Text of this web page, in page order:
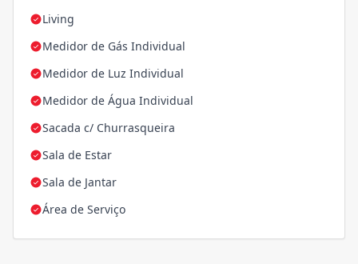
Living
Medidor de Gás Individual
Medidor de Luz Individual
Medidor de Água Individual
Sacada c/ Churrasqueira
Sala de Estar
Sala de Jantar
Área de Serviço